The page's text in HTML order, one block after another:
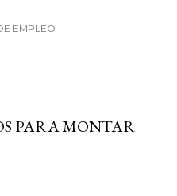
EMPLEO
PARA MONTAR